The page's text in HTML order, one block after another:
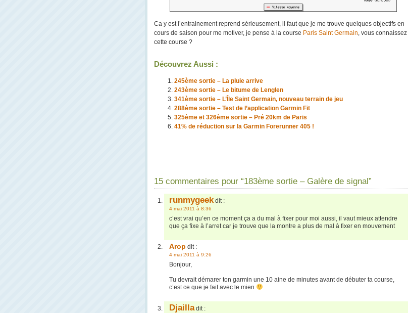
Ca y est l’entrainement reprend sérieusement, il faut que je me trouve quelques objectifs en
cours de saison pour me motiver, je pense à la course Paris Saint Germain, vous connaissez
cette course ?
Découvrez Aussi :
245ème sortie – La pluie arrive
243ème sortie – Le bitume de Lenglen
341ème sortie – L’Île Saint Germain, nouveau terrain de jeu
288ème sortie – Test de l’application Garmin Fit
325ème et 326ème sortie – Pré 20km de Paris
41% de réduction sur la Garmin Forerunner 405 !
15 commentaires pour “183ème sortie – Galère de signal”
runmygeekdit :
4 mai 2011 à 8:36
c’est vrai qu’en ce moment ça a du mal à fixer pour moi aussi, il vaut mieux attendre
que ça fixe à l’arret car je trouve que la montre a plus de mal à fixer en mouvement
Arop dit :
4 mai 2011 à 9:26
Bonjour,
Tu devrait démarer ton garmin une 10 aine de minutes avant de débuter ta course,
c’est ce que je fait avec le mien
Djailladit :